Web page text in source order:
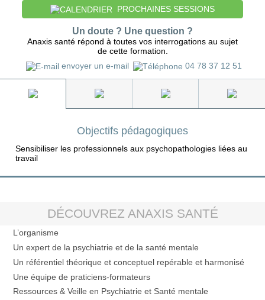
PROCHAINES SESSIONS
Un doute ? Une question ?
Anaxis santé répond à toutes vos interrogations au sujet
de cette formation.
envoyer un e-mail
04 78 37 12 51
Objectifs pédagogiques
Sensibiliser les professionnels aux psychopathologies liées au
travail
DÉCOUVREZ ANAXIS SANTÉ
L’organisme
Un expert de la psychiatrie et de la santé mentale
Un référentiel théorique et conceptuel repérable et harmonisé
Une équipe de praticiens-formateurs
Ressources & Veille en Psychiatrie et Santé mentale